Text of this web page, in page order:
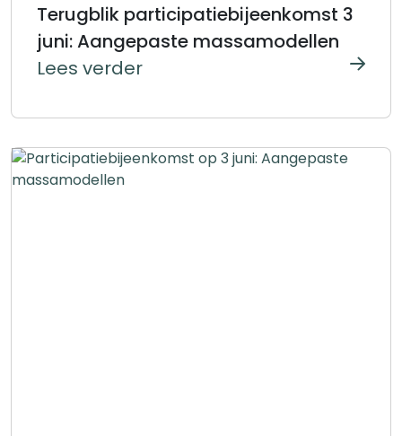
Terugblik participatiebijeenkomst 3
juni: Aangepaste massamodellen
Lees verder